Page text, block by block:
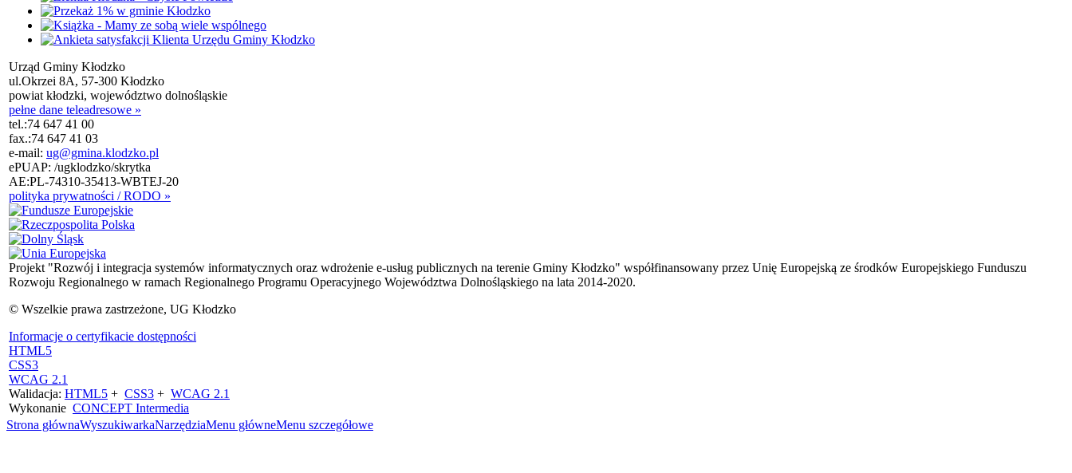
Urząd Gminy Kłodzko
ul.Okrzei 8A, 57-300 Kłodzko
powiat kłodzki, województwo dolnośląskie
pełne dane teleadresowe »
tel.:74 647 41 00
fax.:74 647 41 03
e-mail: ug@gmina.klodzko.pl
ePUAP: /ugklodzko/skrytka
AE:PL-74310-35413-WBTEJ-20
polityka prywatności / RODO »
Projekt "Rozwój i integracja systemów informatycznych oraz wdrożenie e-usług publicznych na terenie Gminy Kłodzko" współfinansowany przez Unię Europejską ze środków Europejskiego Funduszu
Rozwoju Regionalnego w ramach Regionalnego Programu Operacyjnego Województwa Dolnośląskiego na lata 2014-2020.
© Wszelkie prawa zastrzeżone, UG Kłodzko
Informacje o certyfikacie dostępności
HTML5
CSS3
WCAG 2.1
Walidacja: HTML5 + CSS3 + WCAG 2.1
Wykonanie CONCEPT Intermedia
Strona głównaWyszukiwarkaNarzędziaMenu główneMenu szczegółowe